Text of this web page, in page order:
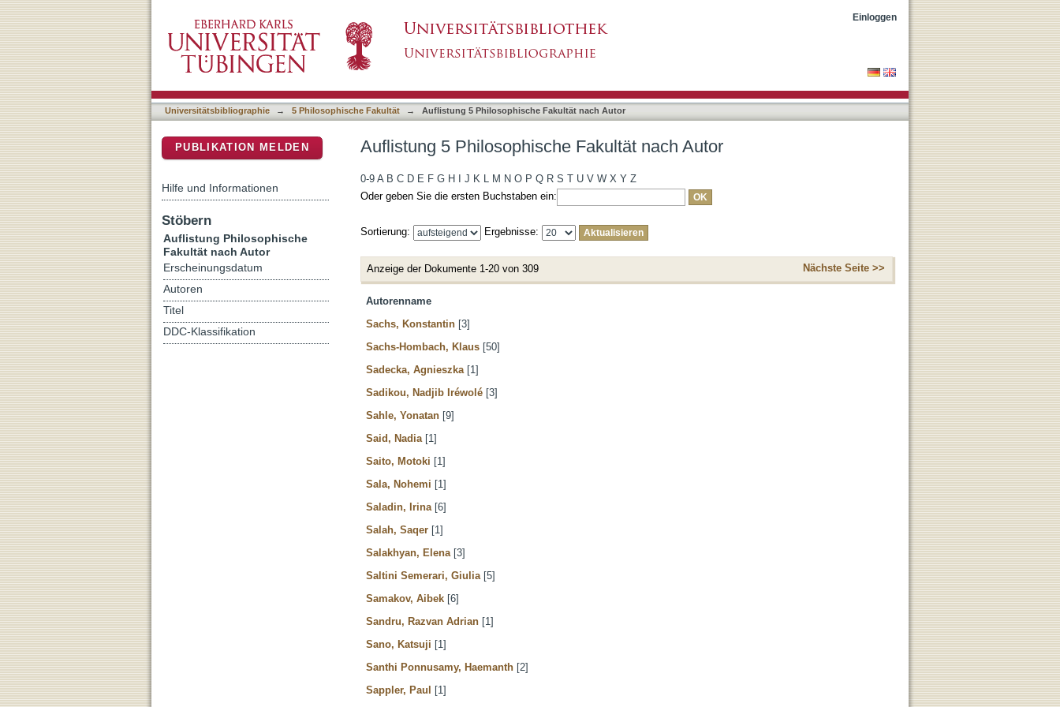
Einloggen
Universitätsbibliographie → 5 Philosophische Fakultät → Auflistung 5 Philosophische Fakultät nach Autor
Auflistung 5 Philosophische Fakultät nach Autor
0-9 A B C D E F G H J K L M N O P Q R S T U V W X Y Z
Oder geben Sie die ersten Buchstaben ein:
Sortierung: Ergebnisse:
Anzeige der Dokumente 1-20 von 309 Nächste Seite >>
Autorenname
Sachs, Konstantin [3]
Sachs-Hombach, Klaus [50]
Sadecka, Agnieszka [1]
Sadikou, Nadjib Iréwolé [3]
Sahle, Yonatan [9]
Said, Nadia [1]
Saito, Motoki [1]
Sala, Nohemi [1]
Saladin, Irina [6]
Salah, Saqer [1]
Salakhyan, Elena [3]
Saltini Semerari, Giulia [5]
Samakov, Aibek [6]
Sandru, Razvan Adrian [1]
Sano, Katsuji [1]
Santhi Ponnusamy, Haemanth [2]
Sappler, Paul [1]
PUBLIKATION MELDEN
Hilfe und Informationen
Stöbern
Auflistung Philosophische
Fakultät nach Autor
Erscheinungsdatum
Autoren
Titel
DDC-Klassifikation